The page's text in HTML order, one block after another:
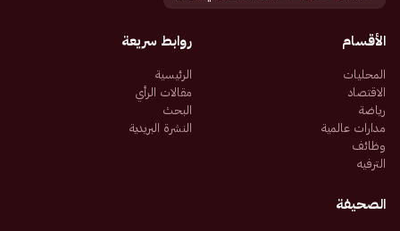
الأقسام
المحليات
الاقتصاد
رياضة
مدارات عالمية
وظائف
الترفيه
روابط سريعة
الرئيسية
مقالات الرأي
البحث
النشرة البريدية
الصحيفة